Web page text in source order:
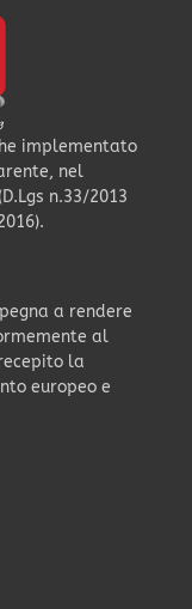
implementato
nel
n.33/2013
a rendere
al
la
europeo e